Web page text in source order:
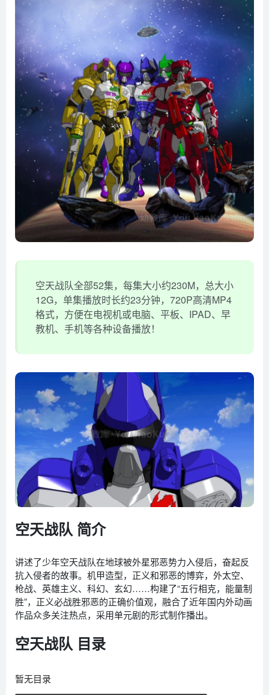
空天战队全部52集，每集大小约230M，总大小
12G，单集播放时长约23分钟，720P高清MP4
格式，方便在电视机或电脑、平板、IPAD、早
教机、手机等各种设备播放！
空天战队 简介
讲述了少年空天战队在地球被外星邪恶势力入侵后，奋起反
抗入侵者的故事。机甲造型，正义和邪恶的博弈，外太空、
枪战、英雄主义、科幻、玄幻……构建了“五行相克，能量制
胜”，正义必战胜邪恶的正确价值观，融合了近年国内外动画
作品众多关注热点，采用单元剧的形式制作播出。
空天战队 目录
暂无目录